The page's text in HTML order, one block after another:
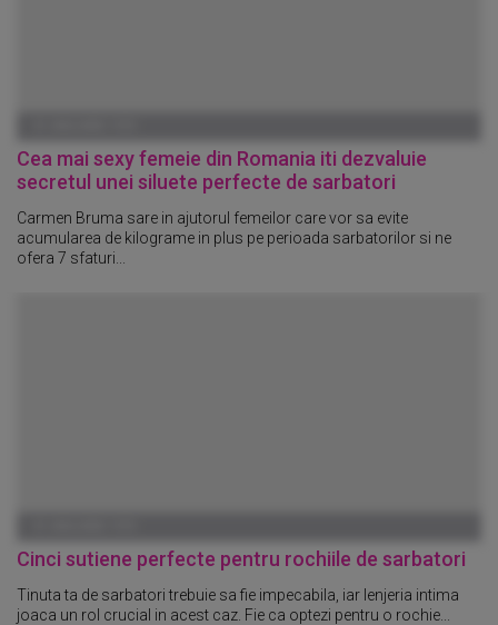
Cea mai sexy femeie din Romania iti dezvaluie
secretul unei siluete perfecte de sarbatori
Carmen Bruma sare in ajutorul femeilor care vor sa evite
acumularea de kilograme in plus pe perioada sarbatorilor si ne
ofera 7 sfaturi...
Cinci sutiene perfecte pentru rochiile de sarbatori
Tinuta ta de sarbatori trebuie sa fie impecabila, iar lenjeria intima
joaca un rol crucial in acest caz. Fie ca optezi pentru o rochie...